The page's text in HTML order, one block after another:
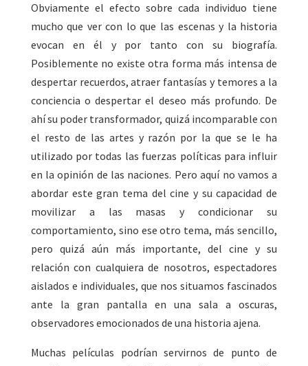
Obviamente el efecto sobre cada individuo tiene
mucho que ver con lo que las escenas y la historia
evocan en él y por tanto con su biografía.
Posiblemente no existe otra forma más intensa de
despertar recuerdos, atraer fantasías y temores a la
conciencia o despertar el deseo más profundo. De
ahí su poder transformador, quizá incomparable con
el resto de las artes y razón por la que se le ha
utilizado por todas las fuerzas políticas para influir
en la opinión de las naciones. Pero aquí no vamos a
abordar este gran tema del cine y su capacidad de
movilizar a las masas y condicionar su
comportamiento, sino ese otro tema, más sencillo,
pero quizá aún más importante, del cine y su
relación con cualquiera de nosotros, espectadores
aislados e individuales, que nos situamos fascinados
ante la gran pantalla en una sala a oscuras,
observadores emocionados de una historia ajena.
Muchas películas podrían servirnos de punto de